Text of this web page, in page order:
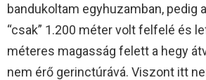
bandukoltam egyhuzamban, pedig
“csak” 1.200 méter volt felfelé és
méteres magasság felett a hegy
nem érő gerinctúrává. Viszont itt